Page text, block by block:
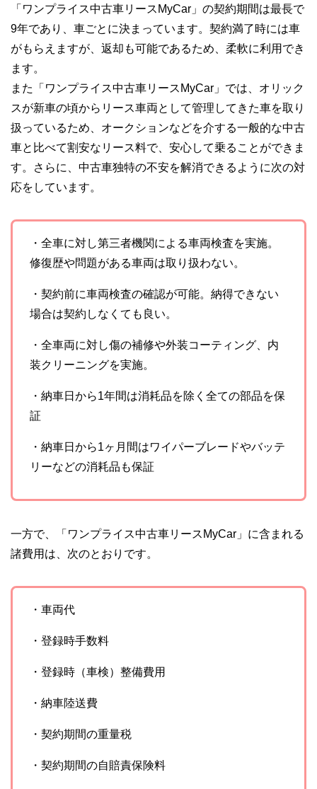
「ワンプライス中古車リースMyCar」の契約期間は最長で
9年であり、車ごとに決まっています。契約満了時には車
がもらえますが、返却も可能であるため、柔軟に利用でき
ます。
また「ワンプライス中古車リースMyCar」では、オリック
スが新車の頃からリース車両として管理してきた車を取り
扱っているため、オークションなどを介する一般的な中古
車と比べて割安なリース料で、安心して乗ることができま
す。さらに、中古車独特の不安を解消できるように次の対
応をしています。
・全車に対し第三者機関による車両検査を実施。
修復歴や問題がある車両は取り扱わない。
・契約前に車両検査の確認が可能。納得できない
場合は契約しなくても良い。
・全車両に対し傷の補修や外装コーティング、内
装クリーニングを実施。
・納車日から1年間は消耗品を除く全ての部品を保
証
・納車日から1ヶ月間はワイパーブレードやバッテ
リーなどの消耗品も保証
一方で、「ワンプライス中古車リースMyCar」に含まれる
諸費用は、次のとおりです。
・車両代
・登録時手数料
・登録時（車検）整備費用
・納車陸送費
・契約期間の重量税
・契約期間の自賠責保険料